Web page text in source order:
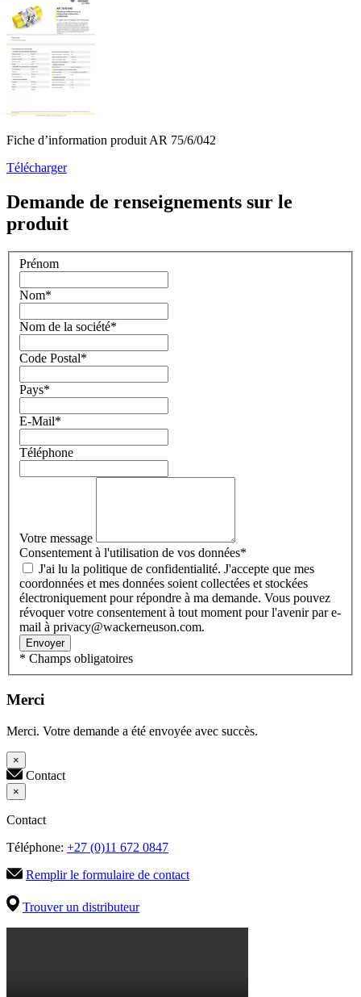
Fiche d’information produit AR 75/6/042
Télécharger
Demande de renseignements sur le
produit
Prénom
Nom*
Nom de la société*
Code Postal*
Pays*
E-Mail*
Téléphone
Votre message
Consentement à l'utilisation de vos données*
coordonnées et mes données soient collectées et stockées
électroniquement pour répondre à ma demande. Vous pouvez
révoquer votre consentement à tout moment pour l'avenir par e-
mail à privacy@wackerneuson.com.
Envoyer
* Champs obligatoires
Merci
Merci. Votre demande a été envoyée avec succès.
×
Contact
×
Contact
Téléphone: +27 (0)11 672 0847
Remplir le formulaire de contact
Trouver un distributeur